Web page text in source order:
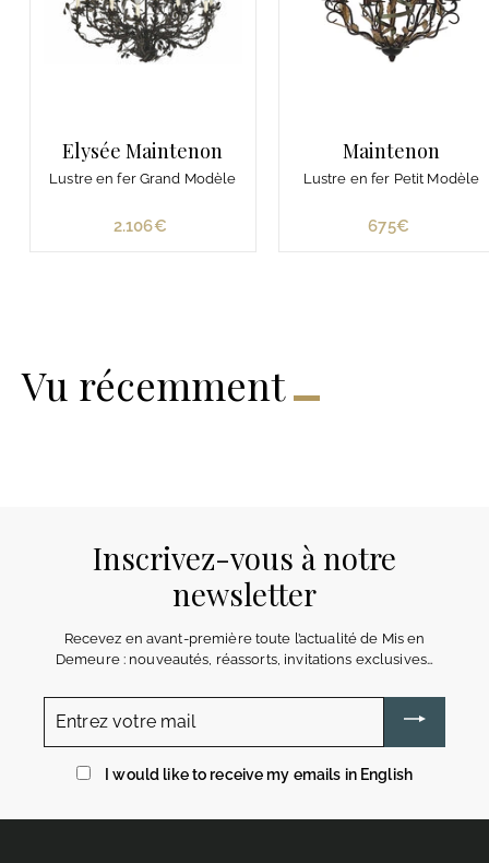
Elysée Maintenon
Lustre en fer Grand Modèle
2.106€
Maintenon
Lustre en fer Petit Modèle
675€
Vu récemment
Inscrivez-vous à notre
newsletter
Recevez en avant-première toute l’actualité de Mis en
Demeure : nouveautés, réassorts, invitations exclusives…
I would like to receive my emails in English